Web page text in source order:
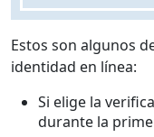
Estos son algunos
identidad en línea:
Si elige la
durante la